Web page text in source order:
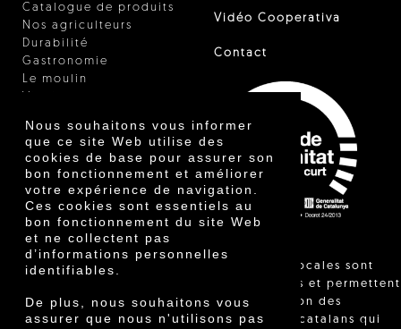
Nous souhaitons vous informer
que ce site Web utilise des
cookies de base pour assurer son
bon fonctionnement et améliorer
votre expérience de navigation.
Ces cookies sont essentiels au
bon fonctionnement du site Web
et ne collectent pas
d’informations personnelles
identifiables.
De plus, nous souhaitons vous
assurer que nous n'utilisons pas
Catalogue de produits
Nos agriculteurs
Durabilité
Gastronomie
Le moulin
Certificats
Prix
Innovation
Vidéo Cooperativa
Contact
"Les ventes locales sont
réglementées et permettent
l'identification des
agriculteurs catalans qui